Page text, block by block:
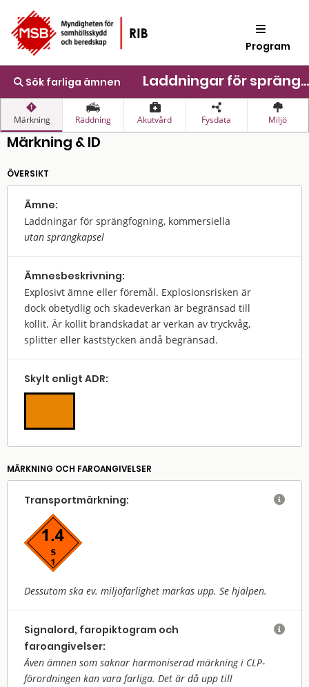
Program
Sök farliga ämnen Laddningar för sprängfogning, kommersiella
Märkning Räddning Akutvård Fysdata Miljö
Märkning & ID
ÖVERSIKT
Ämne:
Laddningar för sprängfogning, kommersiella
utan sprängkapsel
Ämnes­beskrivning:
Explosivt ämne eller föremål. Explosionsrisken är
dock obetydlig och skadeverkan är begränsad till
kollit. Är kollit brandskadat är verkan av tryckvåg,
splitter eller kaststycken ändå begränsad.
Skylt enligt ADR:
MÄRKNING OCH FAROANGIVELSER
Transport­märkning:
Dessutom ska ev. miljöfarlighet märkas upp. Se hjälpen.

Signalord, faropiktogram och
faroangivelser:
Även ämnen som saknar harmoniserad märkning i CLP-
förordningen kan vara farliga. Det är då upp till
